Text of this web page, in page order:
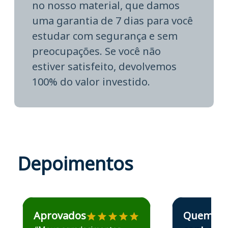
no nosso material, que damos
uma garantia de 7 dias para você
estudar com segurança e sem
preocupações. Se você não
estiver satisfeito, devolvemos
100% do valor investido.
Depoimentos
Estudante José recomenda o Aprova Concursos em
Aprovados
Estudante Elais
Quem